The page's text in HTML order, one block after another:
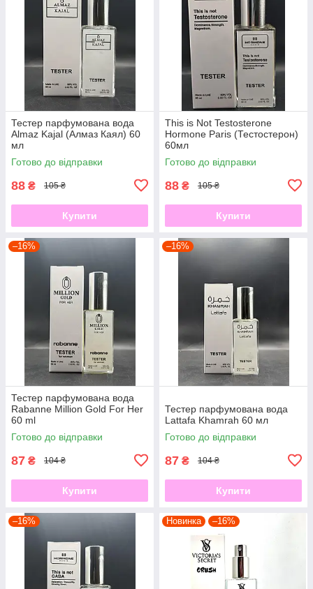
Тестер парфумована вода
Almaz Kajal (Алмаз Каял) 60
мл
Готово до відправки
88 ₴ 105 ₴
Купити
This is Not Testosterone
Hormone Paris (Тестостерон)
60мл
Готово до відправки
88 ₴ 105 ₴
Купити
–16%
Тестер парфумована вода
Rabanne Million Gold For Her
60 ml
Готово до відправки
87 ₴ 104 ₴
Купити
–16%
Тестер парфумована вода
Lattafa Khamrah 60 мл
Готово до відправки
87 ₴ 104 ₴
Купити
–16% Новинка –16%